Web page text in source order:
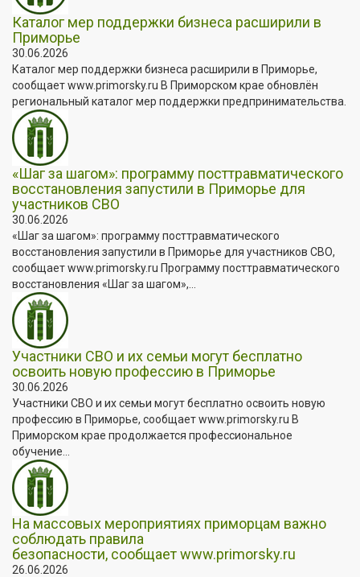
Каталог мер поддержки бизнеса расширили в
Приморье
30.06.2026
Каталог мер поддержки бизнеса расширили в Приморье,
сообщает www.primorsky.ru В Приморском крае обновлён
региональный каталог мер поддержки предпринимательства.
«Шаг за шагом»: программу посттравматического
восстановления запустили в Приморье для
участников СВО
30.06.2026
«Шаг за шагом»: программу посттравматического
восстановления запустили в Приморье для участников СВО,
сообщает www.primorsky.ru Программу посттравматического
восстановления «Шаг за шагом»,...
Участники СВО и их семьи могут бесплатно
освоить новую профессию в Приморье
30.06.2026
Участники СВО и их семьи могут бесплатно освоить новую
профессию в Приморье, сообщает www.primorsky.ru В
Приморском крае продолжается профессиональное
обучение...
На массовых мероприятиях приморцам важно
соблюдать правила
безопасности, сообщает www.primorsky.ru
26.06.2026